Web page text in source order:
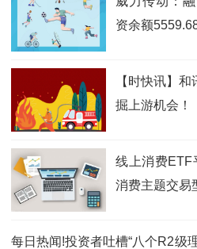
资余额
【时快讯】
掘上游机会！
线上消费ETF
消费主题交易
每日热闻!投资者吐槽“八个R2级